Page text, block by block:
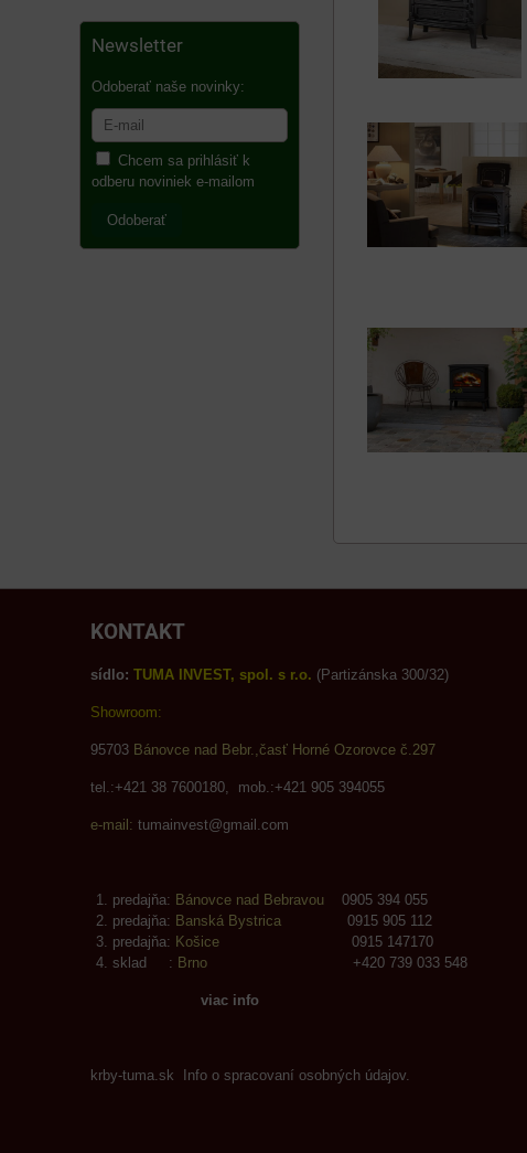
Newsletter
Odoberať naše novinky:
Chcem sa prihlásiť k
odberu noviniek e-mailom
Odoberať
KONTAKT
sídlo: TUMA INVEST, spol. s r.o. (Partizánska 300/32)
Showroom:
95703 Bánovce nad Bebr.,časť Horné Ozorovce č.297
tel.:+421 38 7600180, mob.:+421 905 394055
e-mail: tumainvest@gmail.com
predajňa: Bánovce nad Bebravou 0905 394 055
predajňa: Banská Bystrica 0915 905 112
predajňa: Košice 0915 147170
sklad : Brno +420 739 033 548
viac info
krby-tuma.sk Info o spracovaní osobných údajov.